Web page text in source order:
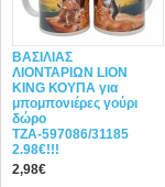
ΒΑΣΙΛΙΑΣ
ΛΙΟΝΤΑΡΙΩΝ LION
KING ΚΟΥΠΑ για
μπομπονιέρες γούρι
δώρο
ΤΖΑ-597086/31185
2.98€!!!
2,98€